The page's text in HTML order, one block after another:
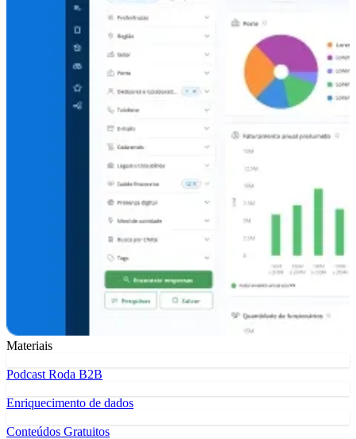
Materiais
Podcast Roda B2B
Enriquecimento de dados
Conteúdos Gratuitos